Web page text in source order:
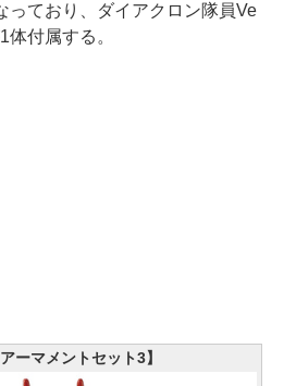
っており、ダイアクロン隊員Ve
付属する。
ーマメントセット3】